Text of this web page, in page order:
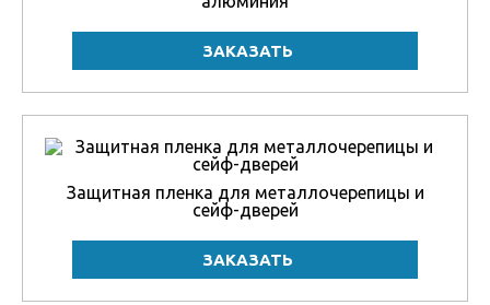
Защитная пленка для металлочерепицы и
сейф-дверей